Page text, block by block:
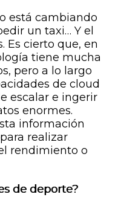
está cambiando
un taxi… Y el
Es cierto que, en
tiene mucha
pero a lo largo
de cloud
escalar e ingerir
enormes.
información
realizar
rendimiento o
de deporte?